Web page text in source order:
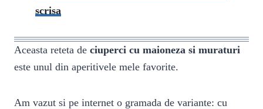
scrisa
Aceasta reteta de ciuperci cu maioneza si muraturi
este unul din aperitivele mele favorite.
Am vazut si pe internet o gramada de variante: cu